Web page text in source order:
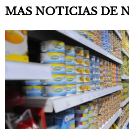
MAS NOTICIAS DE